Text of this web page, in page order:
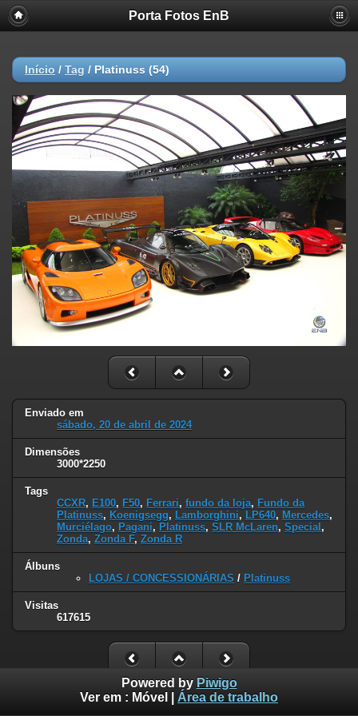
Porta Fotos EnB
Início / Tag / Platinuss (54)
Enviado em
sábado, 20 de abril de 2024
Dimensões
3000*2250
Tags
CCXR, E100, F50, Ferrari, fundo da loja, Fundo da
Platinuss, Koenigsegg, Lamborghini, LP640, Mercedes,
Murciélago, Pagani, Platinuss, SLR McLaren, Special ,
Zonda, Zonda F, Zonda R
Álbuns
LOJAS / CONCESSIONÁRIAS / Platinuss
Visitas
617615
Powered by Piwigo
Ver em : Móvel Área de trabalho